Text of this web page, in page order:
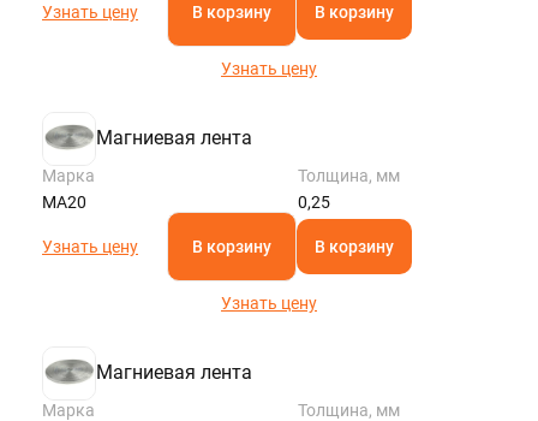
Узнать цену В корзину В корзину
Узнать цену
Магниевая лента
Марка
МА20
Толщина, мм
0,25
Узнать цену В корзину В корзину
Узнать цену
Магниевая лента
Марка
Толщина, мм